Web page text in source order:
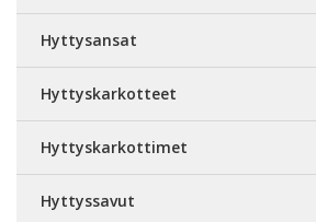
Hyttysansat
Hyttyskarkotteet
Hyttyskarkottimet
Hyttyssavut